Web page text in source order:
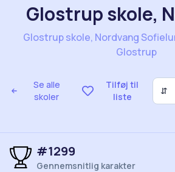
Se alle
skoler
Tilføj til
liste
⇵
Glostrup skole,
Glostrup skole, Nordvang
Glostrup
#1299
Gennemsnitlig karakter